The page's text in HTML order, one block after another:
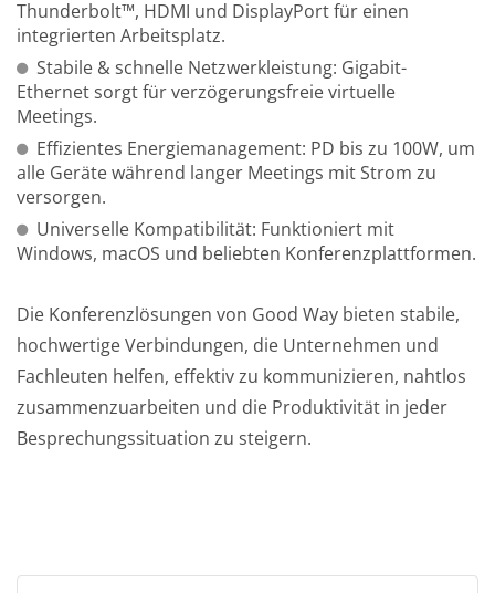
Thunderbolt™, HDMI und DisplayPort für einen
integrierten Arbeitsplatz.
Stabile & schnelle Netzwerkleistung: Gigabit-
Ethernet sorgt für verzögerungsfreie virtuelle
Meetings.
Effizientes Energiemanagement: PD bis zu 100W, um
alle Geräte während langer Meetings mit Strom zu
versorgen.
Universelle Kompatibilität: Funktioniert mit
Windows, macOS und beliebten Konferenzplattformen.
Die Konferenzlösungen von Good Way bieten stabile,
hochwertige Verbindungen, die Unternehmen und
Fachleuten helfen, effektiv zu kommunizieren, nahtlos
zusammenzuarbeiten und die Produktivität in jeder
Besprechungssituation zu steigern.